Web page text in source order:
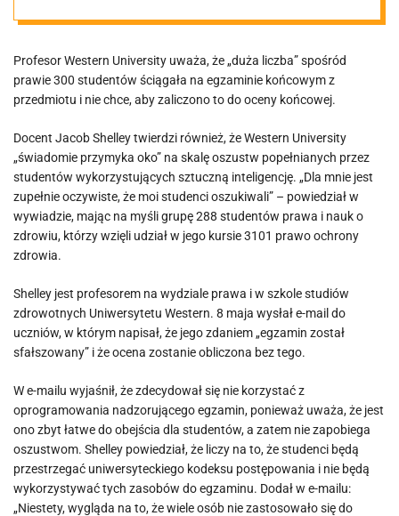
Profesor Western University uważa, że ​​„duża liczba” spośród
prawie 300 studentów ściągała na egzaminie końcowym z
przedmiotu i nie chce, aby zaliczono to do oceny końcowej.
Docent Jacob Shelley twierdzi również, że Western University
„świadomie przymyka oko” na skalę oszustw popełnianych przez
studentów wykorzystujących sztuczną inteligencję. „Dla mnie jest
zupełnie oczywiste, że moi studenci oszukiwali” – powiedział w
wywiadzie, mając na myśli grupę 288 studentów prawa i nauk o
zdrowiu, którzy wzięli udział w jego kursie 3101 prawo ochrony
zdrowia.
Shelley jest profesorem na wydziale prawa i w szkole studiów
zdrowotnych Uniwersytetu Western. 8 maja wysłał e-mail do
uczniów, w którym napisał, że jego zdaniem „egzamin został
sfałszowany” i że ocena zostanie obliczona bez tego.
W e-mailu wyjaśnił, że zdecydował się nie korzystać z
oprogramowania nadzorującego egzamin, ponieważ uważa, że ​​jest
ono zbyt łatwe do obejścia dla studentów, a zatem nie zapobiega
oszustwom. Shelley powiedział, że liczy na to, że studenci będą
przestrzegać uniwersyteckiego kodeksu postępowania i nie będą
wykorzystywać tych zasobów do egzaminu. Dodał w e-mailu:
„Niestety, wygląda na to, że wiele osób nie zastosowało się do